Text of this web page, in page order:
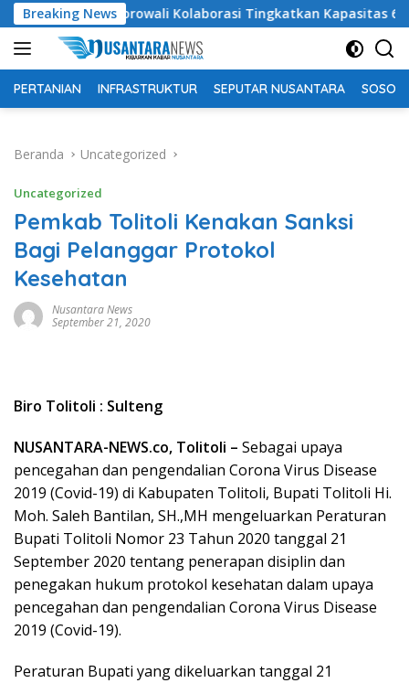
Langsung
ke
konten
Breaking News
Morowali Kolaborasi Tingkatkan Kapasitas 61 Kepala
PERTANIAN INFRASTRUKTUR SEPUTAR NUSANTARA SOSOK
Beranda Uncategorized
Uncategorized
Pemkab Tolitoli Kenakan Sanksi
Bagi Pelanggar Protokol
Kesehatan
Nusantara News
September 21, 2020
Biro Tolitoli : Sulteng
NUSANTARA-NEWS.co, Tolitoli – Sebagai upaya
pencegahan dan pengendalian Corona Virus Disease
2019 (Covid-19) di Kabupaten Tolitoli, Bupati Tolitoli Hi.
Moh. Saleh Bantilan, SH.,MH mengeluarkan Peraturan
Bupati Tolitoli Nomor 23 Tahun 2020 tanggal 21
September 2020 tentang penerapan disiplin dan
penegakan hukum protokol kesehatan dalam upaya
pencegahan dan pengendalian Corona Virus Disease
2019 (Covid-19).
Peraturan Bupati yang dikeluarkan tanggal 21